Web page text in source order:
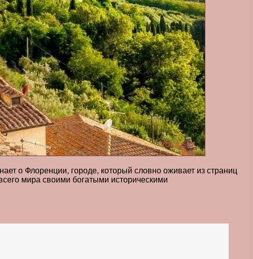
о Флоренции, городе, который словно оживает из страниц
мира своими богатыми историческими